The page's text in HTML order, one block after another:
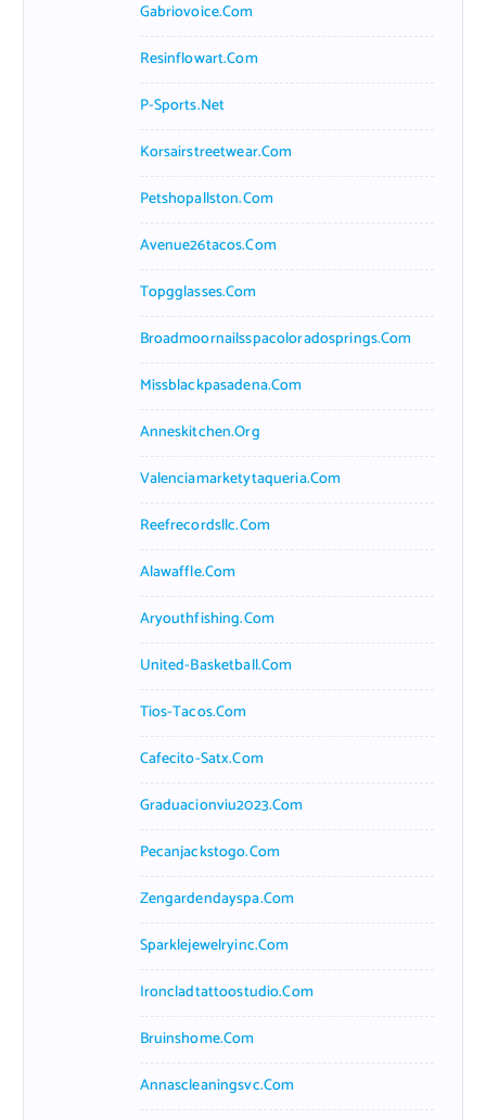
Gabriovoice.com
Resinflowart.com
P-Sports.net
Korsairstreetwear.com
Petshopallston.com
Avenue26tacos.com
Topgglasses.com
Broadmoornailsspacoloradosprings.com
Missblackpasadena.com
Anneskitchen.org
Valenciamarketytaqueria.com
Reefrecordsllc.com
Alawaffle.com
Aryouthfishing.com
United-Basketball.com
Tios-Tacos.com
Cafecito-Satx.com
Graduacionviu2023.com
Pecanjackstogo.com
Zengardendayspa.com
Sparklejewelryinc.com
Ironcladtattoostudio.com
Bruinshome.com
Annascleaningsvc.com